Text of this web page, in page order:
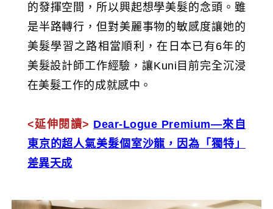
的發揮空間，所以興起想學美髮的念頭。雖
是半路轉行，但對美麗事物的敏感度讓她的
美髮學習之路相當順利，在日本已有6年的
美髮設計師工作經驗，讓Kuni目前完全沉浸
在美髮工作的成就感中。
<延伸閱讀> Dear-Logue Premium—來自
東京的超人氣美髮個室沙龍，因為「獨特」
差異天成